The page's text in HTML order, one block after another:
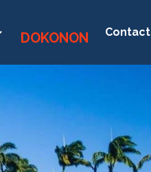
DOKONON Contact